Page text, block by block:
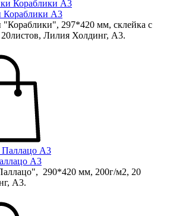
Кораблики А3
297*420 мм, склейка с
20листов, Лилия Холдинг, А3.
А3
290*420 мм, 200г/м2, 20
А3.